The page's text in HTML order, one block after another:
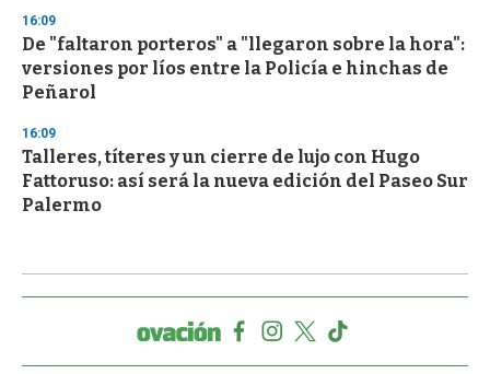
16:09
De "faltaron porteros" a "llegaron sobre la hora":
versiones por líos entre la Policía e hinchas de
Peñarol
16:09
Talleres, títeres y un cierre de lujo con Hugo
Fattoruso: así será la nueva edición del Paseo Sur
Palermo